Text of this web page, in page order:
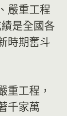
嚴重工程
是全國各
時期奮斗
重工程，
千家萬